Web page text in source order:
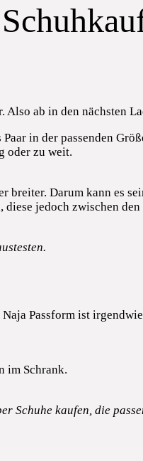
ab in den nächsten
in der passenden
oder zu weit.
Darum kann es
jedoch zwischen
Passform ist
im Schrank.
kaufen, die